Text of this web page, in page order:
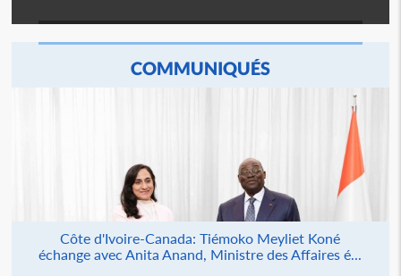
COMMUNIQUÉS
Côte d'Ivoire-Canada: Tiémoko Meyliet Koné
échange avec Anita Anand, Ministre des Affaires é...